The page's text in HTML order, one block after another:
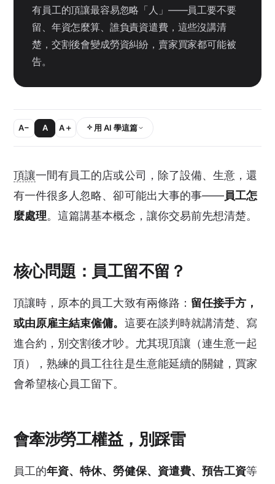
有員工的頂讓最容易忽略「人」——員工要不要
留、年資怎麼算、誰負責資遣費，這些沒講清
楚，交割後會變成勞資糾紛，賣家買家都可能被
告。
A− A A＋ 用 AI 學這篇
頂讓一間有員工的店或公司，除了設備、生意，還
有一件很多人忽略、卻可能出大事的事——員工怎
麼處理。這篇講基本概念，讓你交易前先想清楚。
核心問題：員工留不留？
頂讓時，原本的員工大致有兩條路： 留任接手方，
或由原雇主結束僱傭。 這要在談判時就講清楚、寫
進合約，別交割後才吵。尤其現頂讓（連生意一起
頂），熟練的員工往往是生意能延續的關鍵，買家
會希望核心員工留下。
會牽涉勞工權益，別踩雷
員工的年資、特休、勞健保、資遣費、預告工資等